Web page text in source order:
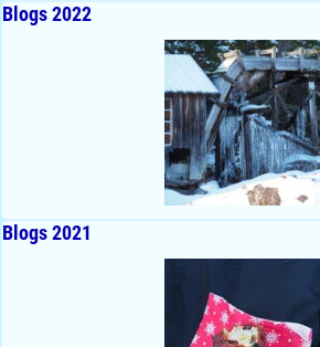
Blogs 2022
Blogs 2021